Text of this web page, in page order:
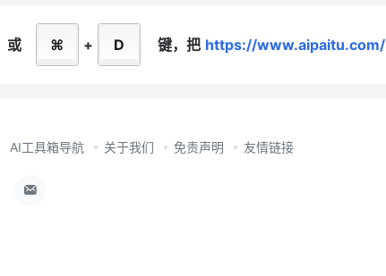
或 ⌘ + D 键， 把 https://www.aipaitu.com/
AI工具箱导航 关于我们 免责声明 友情链接